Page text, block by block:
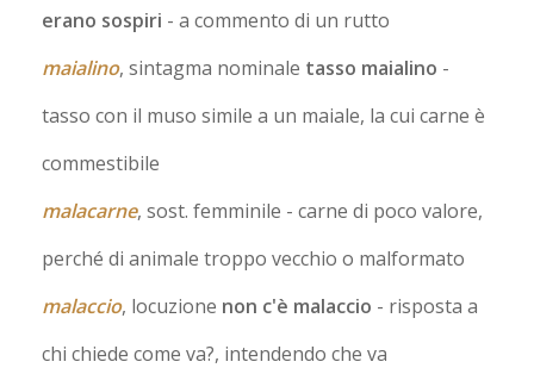
erano sospiri - a commento di un rutto
maialino, sintagma nominale tasso maialino -
tasso con il muso simile a un maiale, la cui carne è
commestibile
malacarne, sost. femminile - carne di poco valore,
perché di animale troppo vecchio o malformato
malaccio, locuzione non c'è malaccio - risposta a
chi chiede come va?, intendendo che va